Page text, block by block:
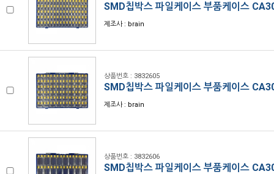
SMD칩박스 파일케이스 부품케이스
제조사 : brain
상품번호 : 3832605
SMD칩박스 파일케이스 부품케이스
제조사 : brain
상품번호 : 3832606
SMD칩박스 파일케이스 부품케이스